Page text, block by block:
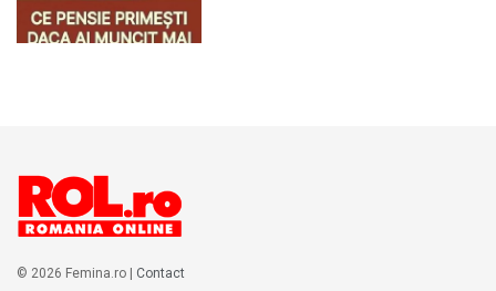
© 2026 Femina.ro | Contact